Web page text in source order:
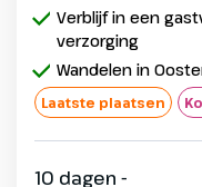
Verblijf in een
verzorging
Wandelen in
Laatste plaatsen
10 dagen -